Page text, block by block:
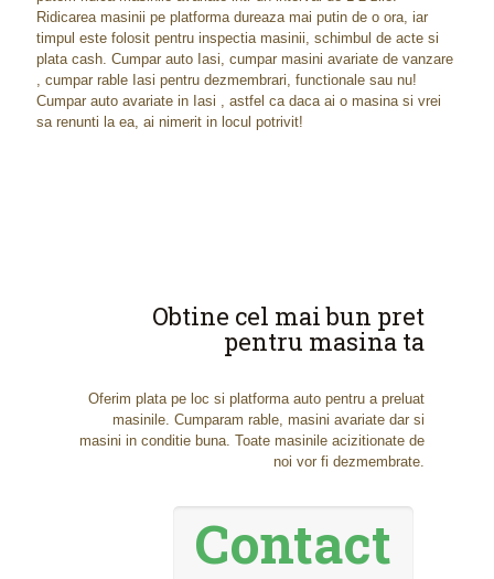
Ridicarea masinii pe platforma dureaza mai putin de o ora, iar
timpul este folosit pentru inspectia masinii, schimbul de acte si
plata cash. Cumpar auto Iasi, cumpar masini avariate de vanzare
, cumpar rable Iasi pentru dezmembrari, functionale sau nu!
Cumpar auto avariate in Iasi , astfel ca daca ai o masina si vrei
sa renunti la ea, ai nimerit in locul potrivit!
Obtine cel mai bun pret
pentru masina ta
Oferim plata pe loc si platforma auto pentru a preluat
masinile. Cumparam rable, masini avariate dar si
masini in conditie buna. Toate masinile acizitionate de
noi vor fi dezmembrate.
Contact